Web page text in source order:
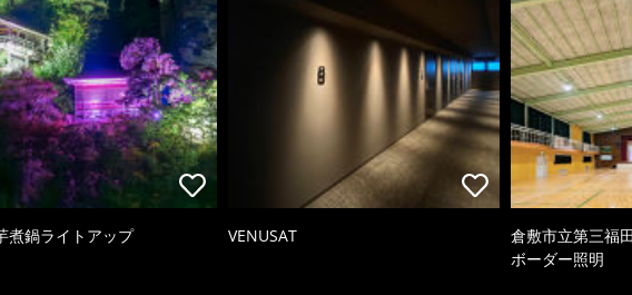
煮鍋ライトアップ VENUSAT
倉敷市立第三福
ボーダー照明